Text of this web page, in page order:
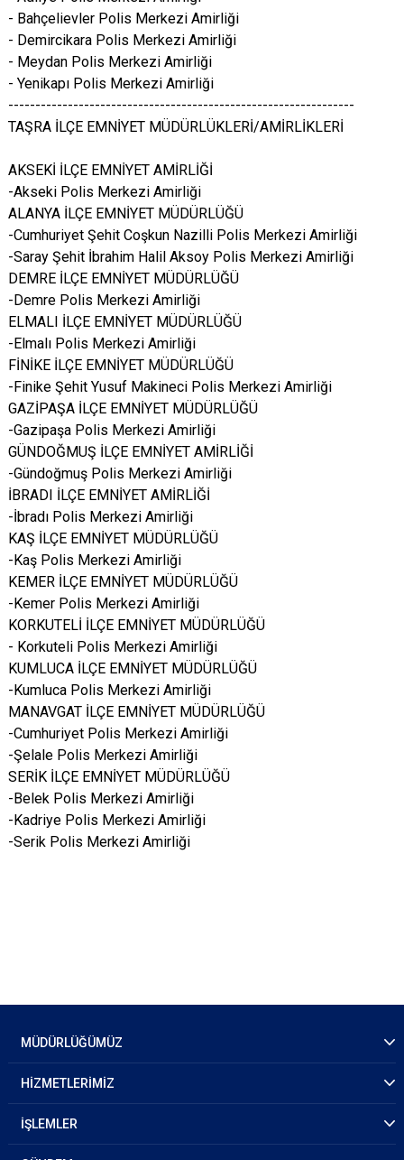
- Bahçelievler Polis Merkezi Amirliği
- Demircikara Polis Merkezi Amirliği
- Meydan Polis Merkezi Amirliği
- Yenikapı Polis Merkezi Amirliği
----------------------------------------------------------------
TAŞRA İLÇE EMNİYET MÜDÜRLÜKLERİ/AMİRLİKLERİ
AKSEKİ İLÇE EMNİYET AMİRLİĞİ
-Akseki Polis Merkezi Amirliği
ALANYA İLÇE EMNİYET MÜDÜRLÜĞÜ
-Cumhuriyet Şehit Coşkun Nazilli Polis Merkezi Amirliği
-Saray Şehit İbrahim Halil Aksoy Polis Merkezi Amirliği
DEMRE İLÇE EMNİYET MÜDÜRLÜĞÜ
-Demre Polis Merkezi Amirliği
ELMALI İLÇE EMNİYET MÜDÜRLÜĞÜ
-Elmalı Polis Merkezi Amirliği
FİNİKE İLÇE EMNİYET MÜDÜRLÜĞÜ
-Finike Şehit Yusuf Makineci Polis Merkezi Amirliği
GAZİPAŞA İLÇE EMNİYET MÜDÜRLÜĞÜ
-Gazipaşa Polis Merkezi Amirliği
GÜNDOĞMUŞ İLÇE EMNİYET AMİRLİĞİ
-Gündoğmuş Polis Merkezi Amirliği
İBRADI İLÇE EMNİYET AMİRLİĞİ
-İbradı Polis Merkezi Amirliği
KAŞ İLÇE EMNİYET MÜDÜRLÜĞÜ
-Kaş Polis Merkezi Amirliği
KEMER İLÇE EMNİYET MÜDÜRLÜĞÜ
-Kemer Polis Merkezi Amirliği
KORKUTELİ İLÇE EMNİYET MÜDÜRLÜĞÜ
- Korkuteli Polis Merkezi Amirliği
KUMLUCA İLÇE EMNİYET MÜDÜRLÜĞÜ
-Kumluca Polis Merkezi Amirliği
MANAVGAT İLÇE EMNİYET MÜDÜRLÜĞÜ
-Cumhuriyet Polis Merkezi Amirliği
-Şelale Polis Merkezi Amirliği
SERİK İLÇE EMNİYET MÜDÜRLÜĞÜ
-Belek Polis Merkezi Amirliği
-Kadriye Polis Merkezi Amirliği
-Serik Polis Merkezi Amirliği
MÜDÜRLÜĞÜMÜZ
HİZMETLERİMİZ
İŞLEMLER